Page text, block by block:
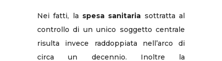
Nei fatti, la spesa sanitaria sottratta al
controllo di un unico soggetto centrale
risulta invece raddoppiata nell’arco di
circa un decennio. Inoltre la